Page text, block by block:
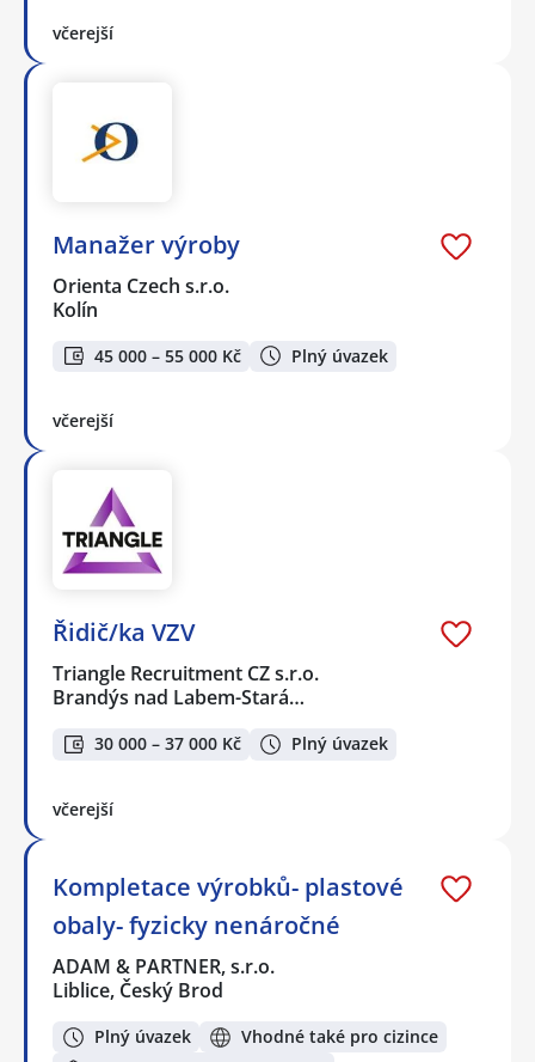
včerejší
Manažer výroby
Orienta Czech s.r.o.
Kolín
45 000 – 55 000 Kč Plný úvazek
včerejší
Řidič/ka VZV
Triangle Recruitment CZ s.r.o.
Brandýs nad Labem-Stará…
30 000 – 37 000 Kč Plný úvazek
včerejší
Kompletace výrobků- plastové
obaly- fyzicky nenáročné
ADAM & PARTNER, s.r.o.
Liblice, Český Brod
Plný úvazek
Vhodné také pro cizince